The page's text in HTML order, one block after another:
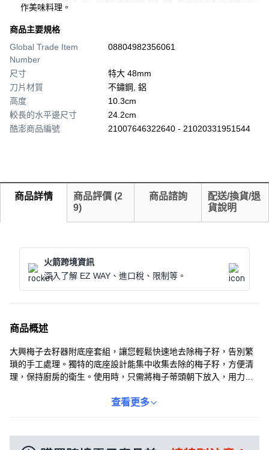
作美味料理。
商品主要規格
Global Trade Item
Number
08804982356061
尺寸
特大 48mm
刀片材質
不鏽鋼, 鋁
高度
10.3cm
較長的水平邊尺寸
24.2cm
酷澎商品編號
21007646322640 - 21020331951544
商品詳情 商品評價 (2
9)
商品諮詢
配送/換貨/退
貨說明
火箭跨境資訊
深入了解 EZ WAY、進口稅、限制等。
商品概述
大興梅子去籽器附底座套組，讓您輕鬆快速地去除梅子籽，告別繁
瑣的手工處理。獨特的底座設計能集中收集去除的梅子籽，方便清
理，保持廚房的衛生。使用時，只需將梅子蒂頭朝下放入，用力按
子去籽底座和去籽器，材質安全耐用，讓您使用。無論是製作醬菜
查看更多